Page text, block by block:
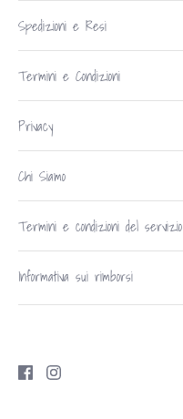
Spedizioni e Resi
Termini e Condizioni
Privacy
Chi Siamo
Termini e condizioni del servizio
Informativa sui rimborsi